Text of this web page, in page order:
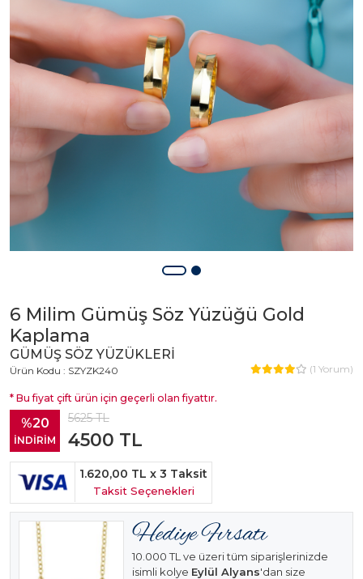
6 Milim Gümüş Söz Yüzüğü Gold
Kaplama
GÜMÜŞ SÖZ YÜZÜKLERİ
Ürün Kodu : SZYZK240 (1 Yorum)
* Bu fiyat çift ürün için geçerli olan fiyattır.
%20
İNDİRİM
5625TL
4500 TL
1.620,00 TL x 3 Taksit
Taksit Seçenekleri
10.000 TL ve üzeri tüm siparişlerinizde
isimli kolye Eylül Alyans'dan size